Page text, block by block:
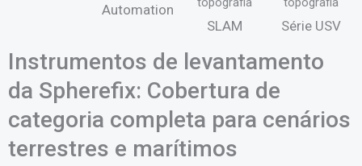
Automation
SLAM
Série USV
Instrumentos de levantamento
da Spherefix: Cobertura de
categoria completa para cenários
terrestres e marítimos